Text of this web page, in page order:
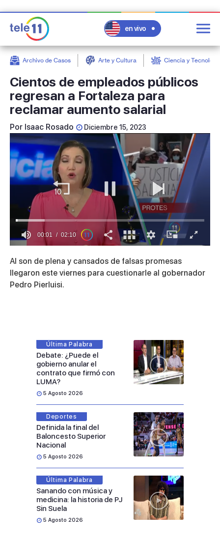
en vivo
Archivo de Casos Arte y Cultura Ciencia y
Cientos de empleados públicos
regresan a Fortaleza para
reclamar aumento salarial
Por Isaac Rosado Diciembre 15, 2023
of
2
minutes,
10
seconds
00:01 02:10
Al son de plena y cansados de falsas promesas
llegaron este viernes para cuestionarle al gobernador
Pedro Pierluisi.
Última Palabra
Debate: ¿Puede el
gobierno anular el
contrato que firmó con
LUMA?
5 Agosto 2026
Deportes
Definida la final del
Baloncesto Superior
Nacional
5 Agosto 2026
Última Palabra
Sanando con música y
medicina: la historia de PJ
Sin Suela
5 Agosto 2026
post